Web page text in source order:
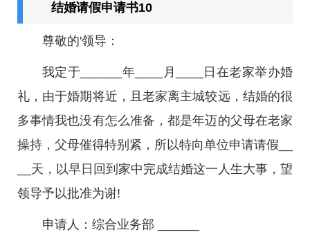
结婚请假申请书10
尊敬的'领导：
我定于______年____月____日在老家举办婚
礼，由于婚期将近，且老家离主城较远，结婚的很
多事情我也没有怎么准备，都是年迈的父母在老家
操持，父母催得特别紧，所以特向单位申请请假__
__天，以早日回到家中完成结婚这一人生大事，望
领导予以批准为谢!
申请人：综合业务部 ______